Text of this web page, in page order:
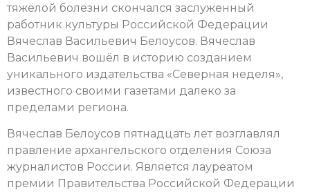
тяжёлой болезни скончался заслуженный
работник культуры Российской Федерации
Вячеслав Васильевич Белоусов. Вячеслав
Васильевич вошёл в историю созданием
уникального издательства «Северная неделя»,
известного своими газетами далеко за
пределами региона.
Вячеслав Белоусов пятнадцать лет возглавлял
правление архангельского отделения Союза
журналистов России. Является лауреатом
премии Правительства Российской Федерации